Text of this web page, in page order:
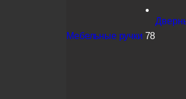
Мебельные ручки 78